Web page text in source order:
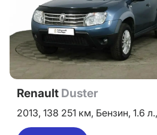
Renault Duster
2013, 138 251 км, Бензин, 1.6 л.,